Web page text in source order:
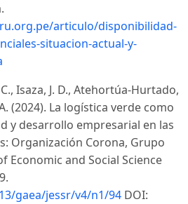
articulo/disponibilidad-
situacion-actual-y-
Isaza, J. D., Atehortúa-Hurtado,
(2024). La logística verde como
y desarrollo empresarial en las
Organización Corona, Grupo
Economic and Social Science
gaea/jessr/v4/n1/94 DOI: